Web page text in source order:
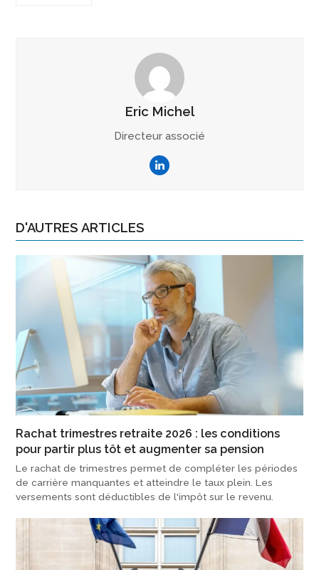
Eric Michel
Directeur associé
LinkedIn
D'AUTRES ARTICLES
Rachat trimestres retraite 2026 : les conditions
pour partir plus tôt et augmenter sa pension
Le rachat de trimestres permet de compléter les périodes
de carrière manquantes et atteindre le taux plein. Les
versements sont déductibles de l'impôt sur le revenu.